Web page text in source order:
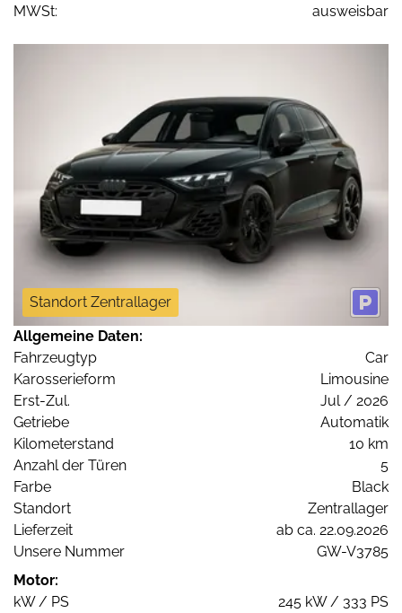
MWSt:
ausweisbar
Standort Zentrallager
Allgemeine Daten:
Fahrzeugtyp
Car
Karosserieform
Limousine
Erst-Zul.
Jul / 2026
Getriebe
Automatik
Kilometerstand
10 km
Anzahl der Türen
5
Farbe
Black
Standort
Zentrallager
Lieferzeit
ab ca. 22.09.2026
Unsere Nummer
GW-V3785
Motor:
kW / PS
245 kW / 333 PS